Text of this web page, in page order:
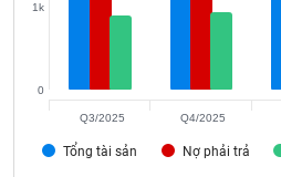
Tổng tài sản Nợ phải trả
0
1k
Q3/2025 Q4/2025